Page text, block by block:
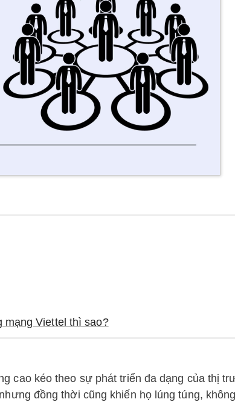
mạng Viettel thì sao?
cao kéo theo sự phát triển đa dạng của thị
đồng thời cũng khiến họ lúng túng,